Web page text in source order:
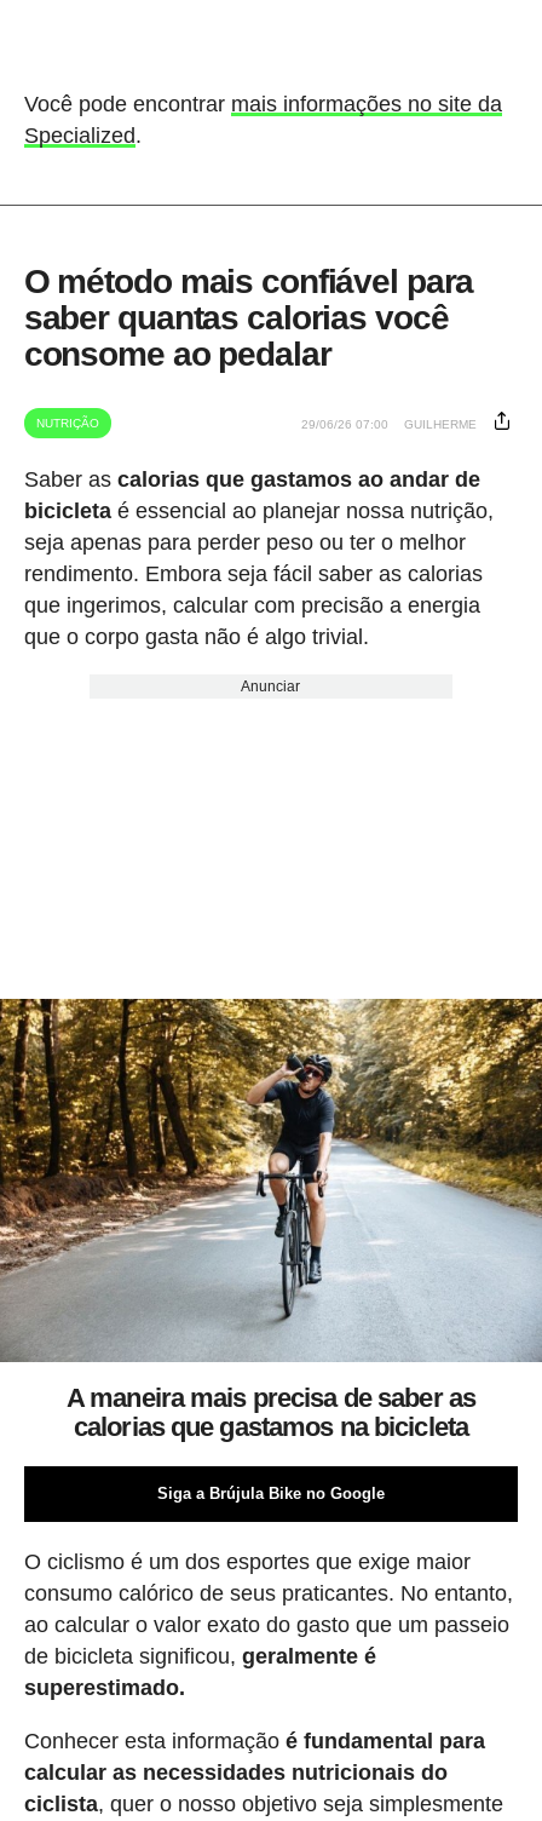
Você pode encontrar mais informações no site da
Specialized.
O método mais confiável para
saber quantas calorias você
consome ao pedalar
NUTRIÇÃO 29/06/26 07:00 GUILHERME
Saber as calorias que gastamos ao andar de
bicicletaé essencial ao planejar nossa nutrição,
seja apenas para perder peso ou ter o melhor
rendimento. Embora seja fácil saber as calorias
que ingerimos, calcular com precisão a energia
que o corpo gasta não é algo trivial.
Anunciar
A maneira mais precisa de saber as
calorias que gastamos na bicicleta
Siga a Brújula Bike no Google
O ciclismo é um dos esportes que exige maior
consumo calórico de seus praticantes. No entanto,
ao calcular o valor exato do gasto que um passeio
de bicicleta significou, geralmente é
superestimado.
Conhecer esta informação é fundamental para
calcular as necessidades nutricionais do
ciclista, quer o nosso objetivo seja simplesmente